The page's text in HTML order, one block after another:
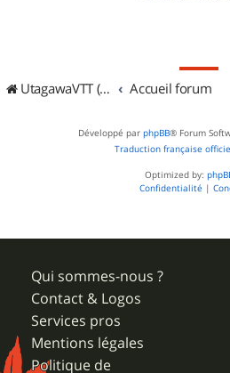
UtagawaVTT (Randos VTT et VTTAE avec traces GPS) Accueil forum
Développé par phpBB® Forum
Traduction française
Optimized by:
Confidentialité |
Qui sommes-nous ?
Contact & Logos
Services pros
Mentions légales
Politique de